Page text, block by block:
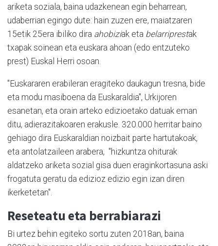
ariketa soziala, baina udazkenean egin beharrean,
udaberrian egingo dute: hain zuzen ere, maiatzaren
15etik 25era ibiliko dira ahobiziak eta belarriprestak
txapak soinean eta euskara ahoan (edo entzuteko
prest) Euskal Herri osoan.
"Euskararen erabileran eragiteko daukagun tresna, bide
eta modu masiboena da Euskaraldia", Urkijoren
esanetan, eta orain arteko edizioetako datuak eman
ditu, adierazitakoaren erakusle. 320.000 herritar baino
gehiago dira Euskaraldian noizbait parte hartutakoak,
eta antolatzaileen arabera, "hizkuntza ohiturak
aldatzeko ariketa sozial gisa duen eraginkortasuna aski
frogatuta geratu da edizioz edizio egin izan diren
ikerketetan".
Reseteatu eta berrabiarazi
Bi urtez behin egiteko sortu zuten 2018an, baina